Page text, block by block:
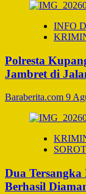
INFO
Polresta
Jambret di
Baraberita.com 9
Dua
Berhasil